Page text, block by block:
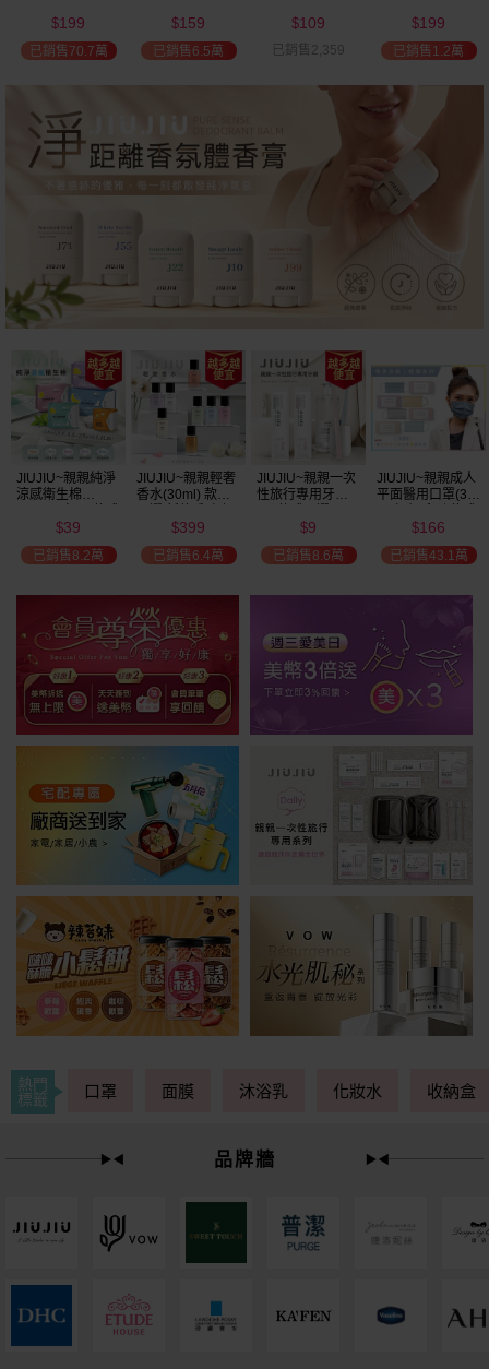
加碼送
選 全新包裝
$199
已銷售70.7萬
$159
已銷售6.5萬
(600ml)
$109
已銷售2,359
$199
已銷售1.2萬
JIUJIU~親親純淨
涼感衛生棉
$39
已銷售8.2萬
JIUJIU~親親輕奢
香水(30ml) 款式
市/平替香水/大牌
香水/大牌平替
$399
已銷售6.4萬
JIUJIU~親親一次
性旅行專用牙刷(1
$9
已銷售8.6萬
JIUJIU~親親成人
平面醫用口罩(30
可選 MD雙鋼印
$166
已銷售43.1萬
熱門
標籤
口罩 面膜 沐浴乳 化妝水 收納盒
品牌牆